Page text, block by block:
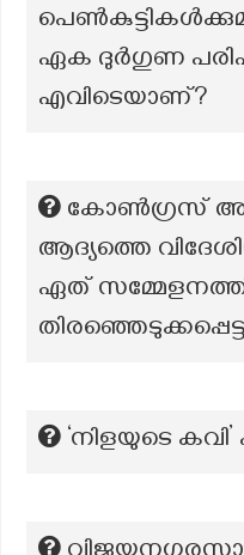
ഏക ദുർഗുണ
എവിടെയാണ്?
കോൺഗ്രസ്
ആദ്യത്തെ
ഏത്
‘നിളയുടെ